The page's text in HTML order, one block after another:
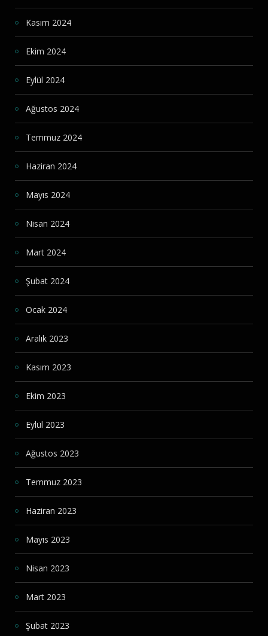
Kasım 2024
Ekim 2024
Eylül 2024
Ağustos 2024
Temmuz 2024
Haziran 2024
Mayıs 2024
Nisan 2024
Mart 2024
Şubat 2024
Ocak 2024
Aralık 2023
Kasım 2023
Ekim 2023
Eylül 2023
Ağustos 2023
Temmuz 2023
Haziran 2023
Mayıs 2023
Nisan 2023
Mart 2023
Şubat 2023